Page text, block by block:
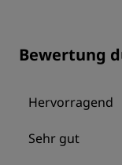
Bewertung
Hervorragend
Sehr gut